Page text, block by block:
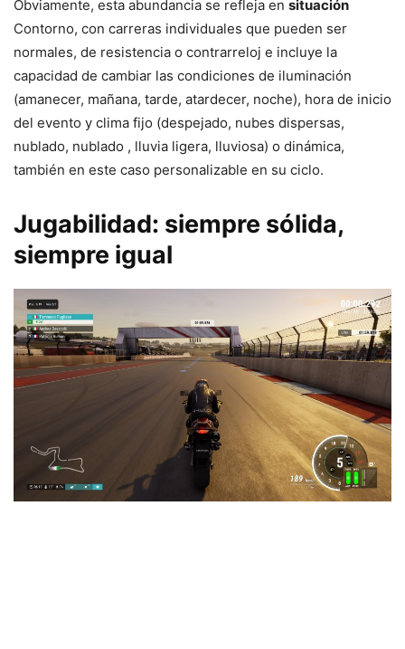
Obviamente, esta abundancia se refleja en situación
Contorno, con carreras individuales que pueden ser
normales, de resistencia o contrarreloj e incluye la
capacidad de cambiar las condiciones de iluminación
(amanecer, mañana, tarde, atardecer, noche), hora de inicio
del evento y clima fijo (despejado, nubes dispersas,
nublado, nublado , lluvia ligera, lluviosa) o dinámica,
también en este caso personalizable en su ciclo.
Jugabilidad: siempre sólida,
siempre igual